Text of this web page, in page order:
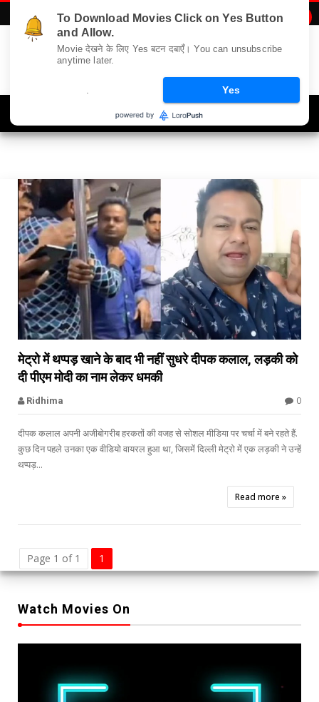

Deepak Kalal
मेट्रो में थप्पड़ खाने के बाद भी नहीं सुधरे दीपक कलाल, लड़की को
दी पीएम मोदी का नाम लेकर धमकी
Ridhima 0
दीपक कलाल अपनी अजीबोगरीब हरकतों की वजह से सोशल मीडिया पर चर्चा में बने रहते हैं.
कुछ दिन पहले उनका एक वीडियो वायरल हुआ था, जिसमें दिल्ली मेट्रो में एक लड़की ने उन्हें
थप्पड़...
Read more »
Page 1 of 1 1
Watch Movies On
To Download Movies Click on Yes Button
and Allow.
Movie देखने के लिए Yes बटन दबाएँ। You can unsubscribe
anytime later.
Yes